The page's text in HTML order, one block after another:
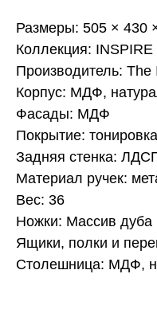
Размеры: 505 × 430
Коллекция: INSPIRE
Производитель: The
Корпус: МДФ,
Фасады: МДФ
Покрытие:
Задняя стенка:
Материал ручек:
Вес: 36
Ножки: Массив дуба
Ящики, полки и
Столешница: МДФ,